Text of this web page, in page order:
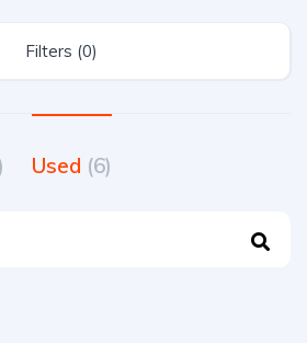
Filters (0)
Used (6)